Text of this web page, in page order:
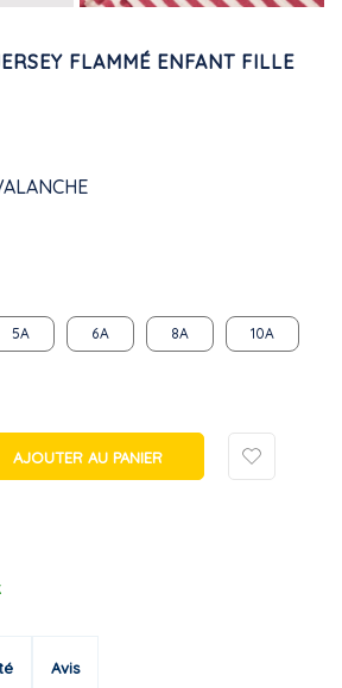
FLAMMÉ ENFANT FILLE
5A 6A 8A 10A
AJOUTER AU PANIER
Avis